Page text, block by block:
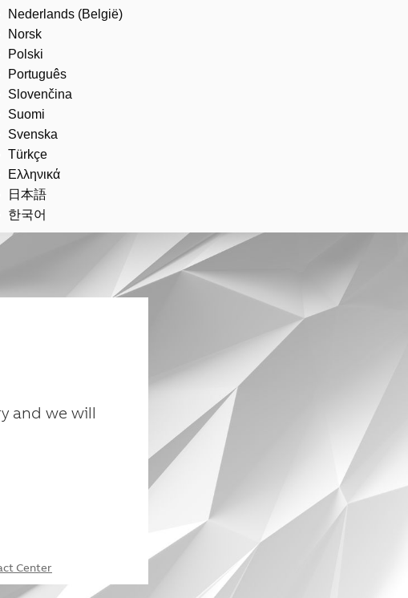
Nederlands (België)
Norsk
Polski
Português
Slovenčina
Suomi
Svenska
Türkçe
Ελληνικά
日本語
한국어
and we will
Center